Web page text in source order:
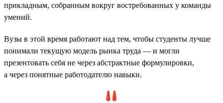
прикладным, собранным вокруг востребованных у команды
умений.
Вузы в этой время работают над тем, чтобы студенты лучше
понимали текущую модель рынка труда — и могли
презентовать себя не через абстрактные формулировки,
а через понятные работодателю навыки.